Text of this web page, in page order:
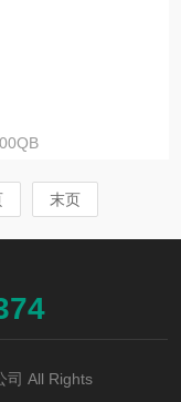
末页
司 All Rights